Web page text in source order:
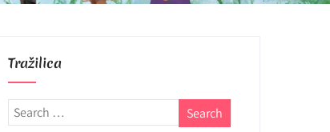
Tražilica